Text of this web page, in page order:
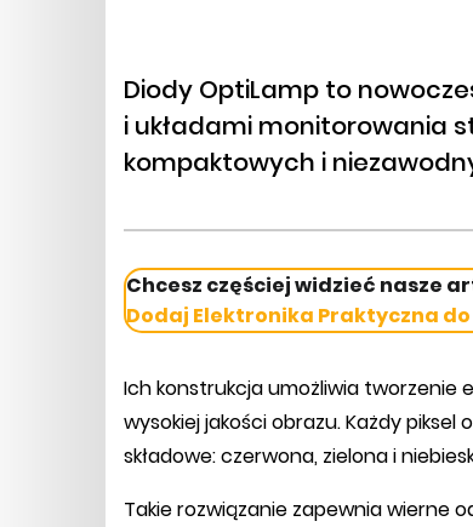
Diody OptiLamp to
i układami monitorowania
kompaktowych i
Chcesz częściej widzieć nasze
Dodaj Elektronika Praktyczna
Ich konstrukcja umożliwia tworzenie
wysokiej jakości obrazu. Każdy
składowe: czerwona, zielona i
Takie rozwiązanie zapewnia wierne